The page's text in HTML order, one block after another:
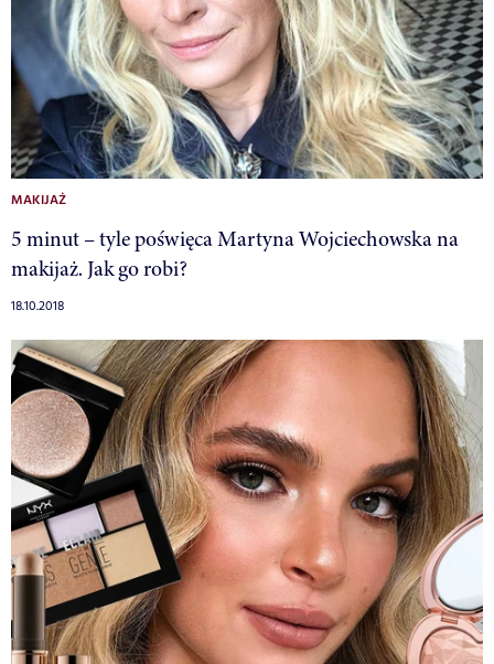
MAKIJAŻ
5 minut – tyle poświęca Martyna Wojciechowska na
makijaż. Jak go robi?
18.10.2018